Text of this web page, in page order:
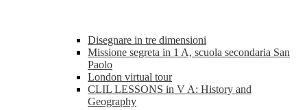
Disegnare in tre dimensioni
Missione segreta in 1 A, scuola secondaria San
Paolo
London virtual tour
CLIL LESSONS in V A: History and
Geography